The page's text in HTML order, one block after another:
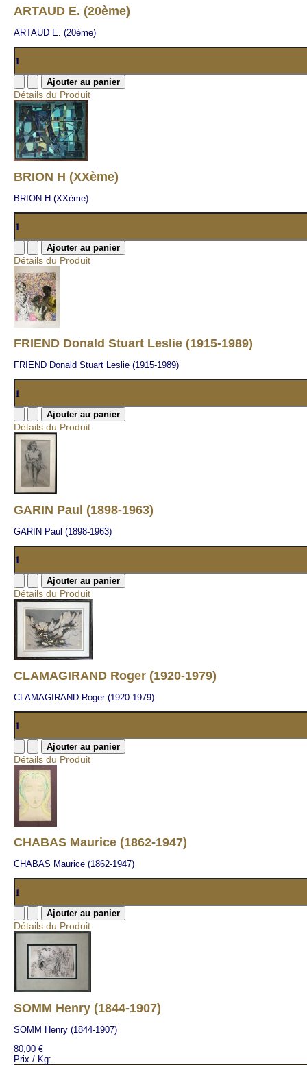
ARTAUD E. (20ème)
ARTAUD E. (20ème)
Détails du Produit
BRION H (XXème)
BRION H (XXème)
Détails du Produit
FRIEND Donald Stuart Leslie (1915-1989)
FRIEND Donald Stuart Leslie (1915-1989)
Détails du Produit
GARIN Paul (1898-1963)
GARIN Paul (1898-1963)
Détails du Produit
CLAMAGIRAND Roger (1920-1979)
CLAMAGIRAND Roger (1920-1979)
Détails du Produit
CHABAS Maurice (1862-1947)
CHABAS Maurice (1862-1947)
Détails du Produit
SOMM Henry (1844-1907)
SOMM Henry (1844-1907)
80,00 €
Prix / Kg: